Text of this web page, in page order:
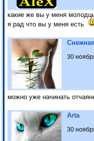
какие же вы у меня
я рад что вы у меня есть
30
можно уже начинать
Arta
30